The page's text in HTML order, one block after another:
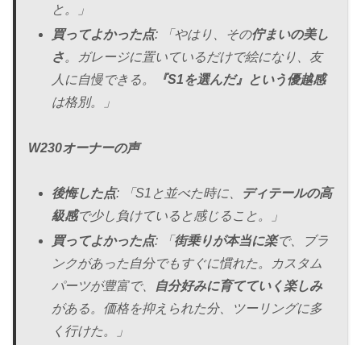
と。」
買ってよかった点: 「やはり、その佇まいの美し
さ。ガレージに置いているだけで絵になり、友
人に自慢できる。
『S1を選んだ』という優越感
は格別。」
W230オーナーの声
後悔した点: 「S1と並べた時に、
ディテールの高
級感で少し負けていると感じること。」
買ってよかった点: 「 街乗りが本当に楽で、ブラ
ンクがあった自分でもすぐに慣れた。カスタム
パーツが豊富で、
自分好みに育てていく楽しみ
がある。価格を抑えられた分、ツーリングに多
く行けた。」